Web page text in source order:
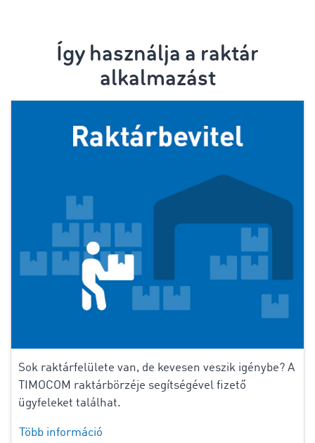
Így használja a raktár
alkalmazást
Sok raktárfelülete van, de kevesen veszik igénybe? A
TIMOCOM raktárbörzéje segítségével fizető
ügyfeleket találhat.
Több információ